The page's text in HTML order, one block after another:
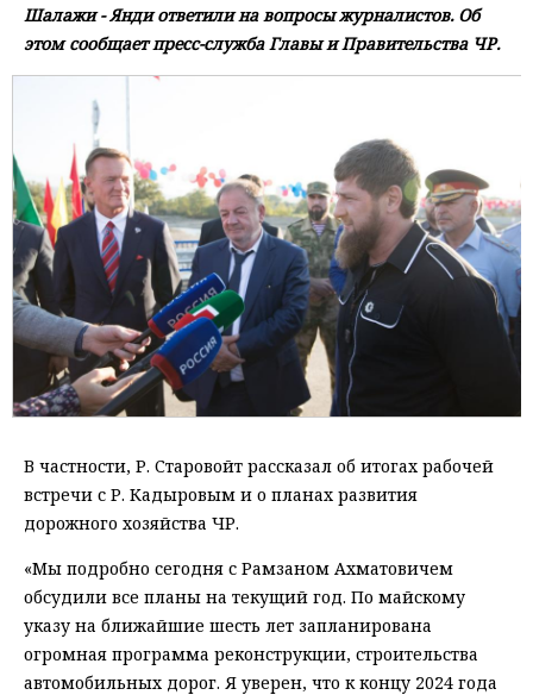
Шалажи - Янди ответили на вопросы журналистов. Об
этом сообщает пресс-служба Главы и Правительства ЧР.
В частности, Р. Старовойт рассказал об итогах рабочей
встречи с Р. Кадыровым и о планах развития
дорожного хозяйства ЧР.
«Мы подробно сегодня с Рамзаном Ахматовичем
обсудили все планы на текущий год. По майскому
указу на ближайшие шесть лет запланирована
огромная программа реконструкции, строительства
автомобильных дорог. Я уверен, что к концу 2024 года